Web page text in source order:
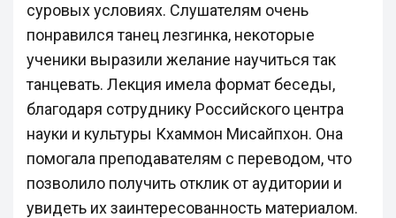
суровых условиях. Слушателям очень
понравился танец лезгинка, некоторые
ученики выразили желание научиться так
танцевать. Лекция имела формат беседы,
благодаря сотруднику Российского центра
науки и культуры Кхаммон Мисайпхон. Она
помогала преподавателям с переводом, что
позволило получить отклик от аудитории и
увидеть их заинтересованность материалом.